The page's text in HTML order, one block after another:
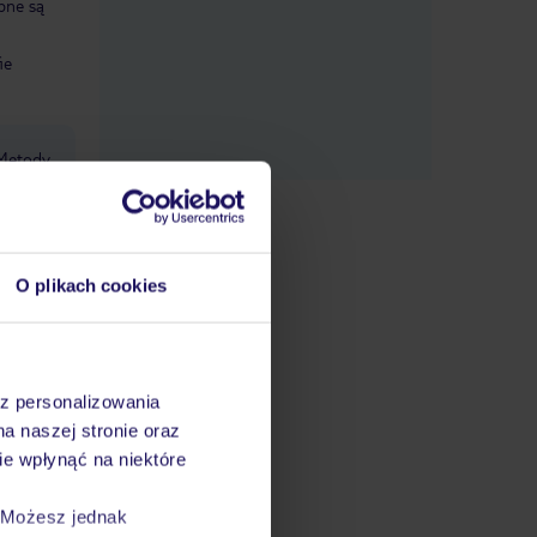
O plikach cookies
personalizowania
naszej stronie oraz
wpłynąć na niektóre
jednak
są